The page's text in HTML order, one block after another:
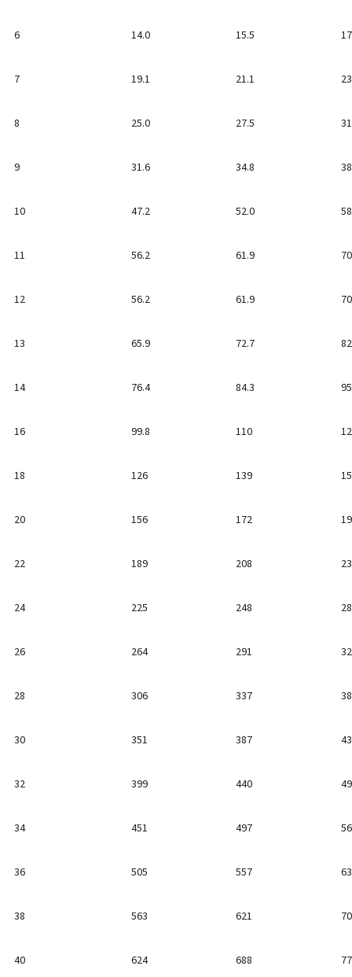
6 14.0 15.5
7 19.1 21.1
8 25.0 27.5
9 31.6 34.8
10 47.2 52.0
11 56.2 61.9
12 56.2 61.9
13 65.9 72.7
14 76.4 84.3
16 99.8 110
18 126 139
20 156 172
22 189 208
24 225 248
26 264 291
28 306 337
30 351 387
32 399 440
34 451 497
36 505 557
38 563 621
40 624 688